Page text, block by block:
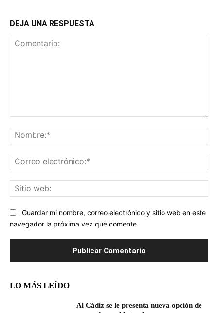
DEJA UNA RESPUESTA
Guardar mi nombre, correo electrónico y sitio web en este
navegador la próxima vez que comente.
LO MÁS LEÍDO
Al Cádiz se le presenta nueva opción de